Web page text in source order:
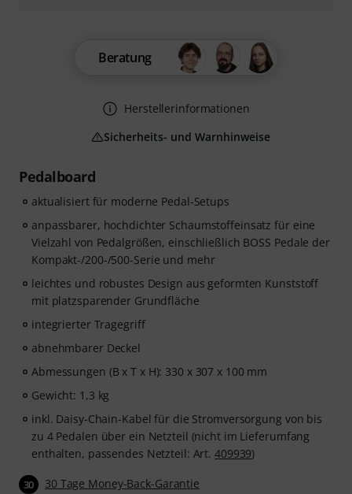
Pedalboard
aktualisiert für moderne Pedal-Setups
anpassbarer, hochdichter Schaumstoffeinsatz für eine
Vielzahl von Pedalgrößen, einschließlich BOSS Pedale der
Kompakt-/200-/500-Serie und mehr
leichtes und robustes Design aus geformten Kunststoff
mit platzsparender Grundfläche
integrierter Tragegriff
abnehmbarer Deckel
Abmessungen (B x T x H): 330 x 307 x 100 mm
Gewicht: 1,3 kg
inkl. Daisy-Chain-Kabel für die Stromversorgung von bis
zu 4 Pedalen über ein Netzteil (nicht im Lieferumfang
enthalten, passendes Netzteil: Art.409939)
30 30 Tage Money-Back-Garantie
Beratung
Herstellerinformationen
Sicherheits- und Warnhinweise